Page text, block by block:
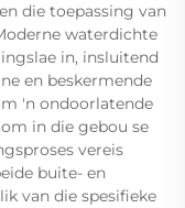
die toepassing van
waterdichte
in, insluitend
en beskermende
'n ondoorlatende
in die gebou se
vereis
buite- en
van die spesifieke